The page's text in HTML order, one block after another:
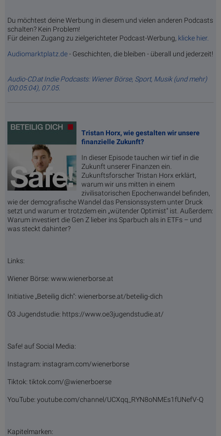
Du möchtest deine Werbung in diesem und vielen anderen Podcasts
schalten? Kein Problem!
Für deinen Zugang zu zielgerichteter Podcast-Werbung, klicke hier.
Audiomarktplatz.de- Geschichten, die bleiben - überall und jederzeit!
Audio-CD.at Indie Podcasts: Wiener Börse, Sport, Musik (und mehr)
(00:05:04), 07.05.
Tristan Horx, wie gestalten wir unsere
finanzielle Zukunft?
In dieser Episode tauchen wir tief in die
Zukunft unserer Finanzen ein.
Zukunftsforscher Tristan Horx erklärt,
warum wir uns mitten in einem
zivilisatorischen Epochenwandel befinden,
wie der demografische Wandel das Pensionssystem unter Druck
setzt und warum er trotzdem ein „wütender Optimist" ist. Außerdem:
Warum investiert die Gen Z lieber ins Sparbuch als in ETFs – und
was steckt dahinter?
Links:
Wiener Börse: www.wienerborse.at
Initiative „Beteilig dich": wienerborse.at/beteilig-dich
Ö3 Jugendstudie: https://www.oe3jugendstudie.at/
Safe! auf Social Media:
Instagram: instagram.com/wienerborse
Tiktok: tiktok.com/@wienerboerse
YouTube: youtube.com/channel/UCXqq_RYN8oNMEs1fUNefV-Q
Kapitelmarken: